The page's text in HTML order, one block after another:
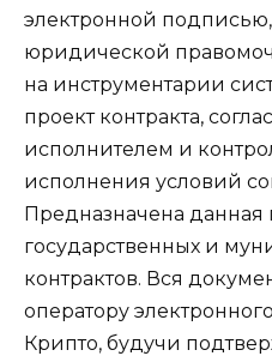
электронной
юридической
на инструментарии
проект контракта,
исполнителем и
исполнения условий
Предназначена данная
государственных и
контрактов. Вся
оператору
Крипто, будучи